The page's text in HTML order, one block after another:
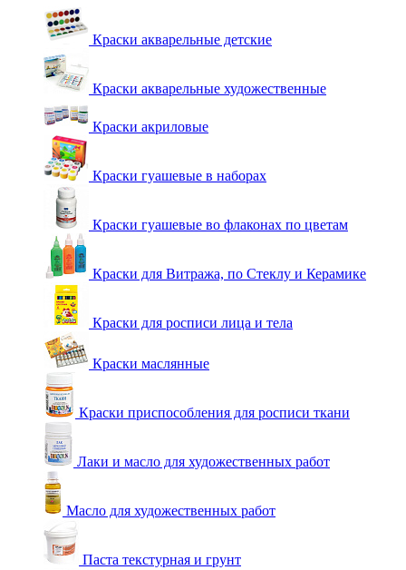
Краски акварельные детские
Краски акварельные художественные
Краски акриловые
Краски гуашевые в наборах
Краски гуашевые во флаконах по цветам
Краски для Витража, по Стеклу и Керамике
Краски для росписи лица и тела
Краски маслянные
Краски приспособления для росписи ткани
Лаки и масло для художественных работ
Масло для художественных работ
Паста текстурная и грунт